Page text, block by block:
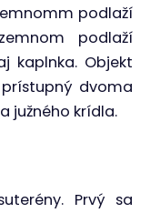
podlaží
podlaží
kaplnka. Objekt
dvoma
južného krídla.
Prvý sa